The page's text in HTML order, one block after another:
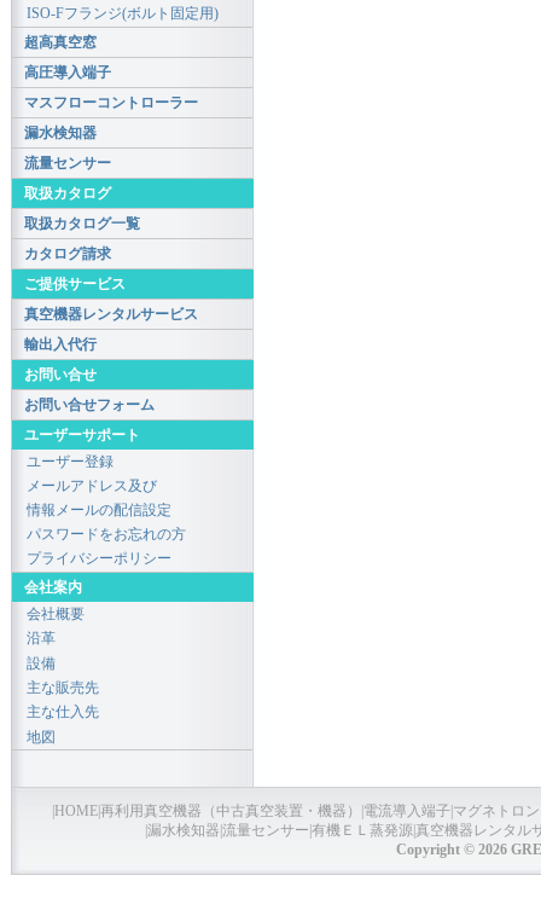
ISO-Fフランジ(ボルト固定用)
超高真空窓
高圧導入端子
マスフローコントローラー
漏水検知器
流量センサー
取扱カタログ
取扱カタログ一覧
カタログ請求
ご提供サービス
真空機器レンタルサービス
輸出入代行
お問い合せ
お問い合せフォーム
ユーザーサポート
ユーザー登録
メールアドレス及び
情報メールの配信設定
パスワードをお忘れの方
プライバシーポリシー
会社案内
会社概要
沿革
設備
主な販売先
主な仕入先
地図
HOME再利用真空機器（中古真空装置・機器） 電流導入端子 マグネトロ
漏水検知器 流量センサー 有機ＥＬ蒸発源真空機器レンタル
Copyright © 2026